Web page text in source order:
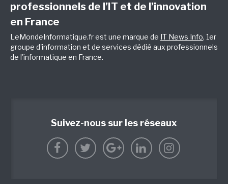
professionnels de l’IT et de l’innovation
en France
LeMondeInformatique.fr est une marque de IT News Info, 1er
groupe d'information et de services dédié aux professionnels
de l'informatique en France.
Suivez-nous sur les réseaux